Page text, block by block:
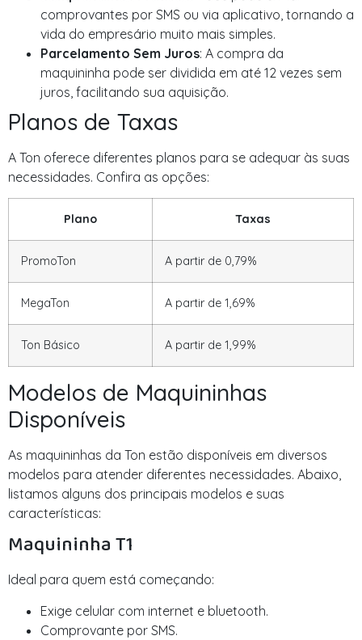
comprovantes por SMS ou via aplicativo, tornando a
vida do empresário muito mais simples.
Parcelamento Sem Juros: A compra da
maquininha pode ser dividida em até 12 vezes sem
juros, facilitando sua aquisição.
Planos de Taxas
A Ton oferece diferentes planos para se adequar às suas
necessidades. Confira as opções:
Plano Taxas
PromoTon A partir de 0,79%
MegaTon A partir de 1,69%
Ton Básico A partir de 1,99%
Modelos de Maquininhas
Disponíveis
As maquininhas da Ton estão disponíveis em diversos
modelos para atender diferentes necessidades. Abaixo,
listamos alguns dos principais modelos e suas
características:
Maquininha T1
Ideal para quem está começando:
Exige celular com internet e bluetooth.
Comprovante por SMS.